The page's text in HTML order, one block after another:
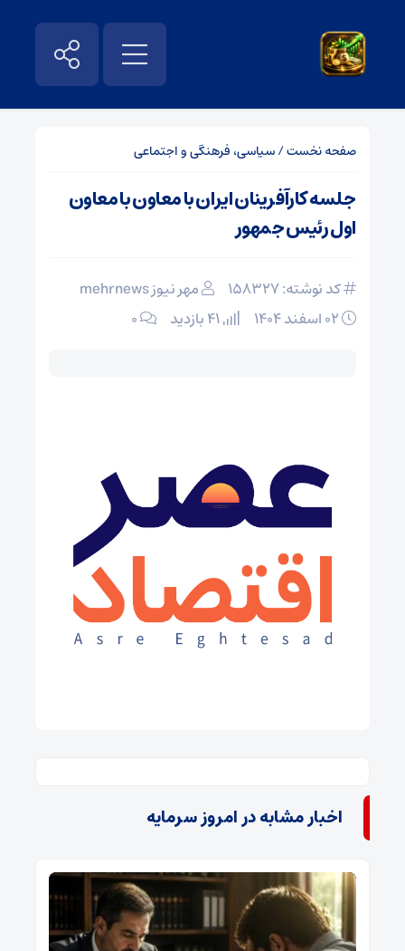
صفحه نخست/سیاسی، فرهنگی و اجتماعی
جلسه کارآفرینان ایران با معاون با معاون
اول رئیس جمهور
کد نوشته: 158327
مهر نیوز mehrnews
۰
اخبار مشابه در امروز سرمایه